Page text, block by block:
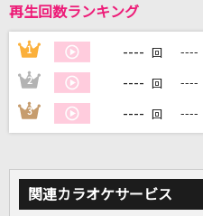
カラオケをも
自宅でカラ
再生回数ランキング
1 ---- 回 ----
2 ---- 回 ----
3 ---- 回 ----
関連カラオケサービス